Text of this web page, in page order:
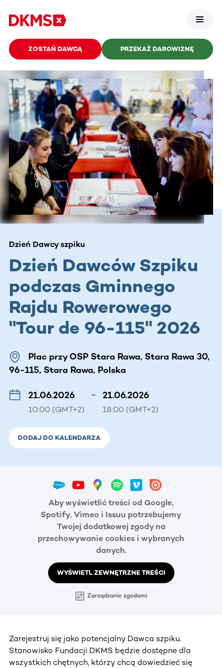
ZOSTAŃ DAWCĄ PRZEKAŻ DAROWIZNĘ
Dzień Dawcy szpiku
Dzień Dawców Szpiku
podczas Gminnego
Rajdu Rowerowego
"Tour de 96-115" 2026
Plac przy OSP Stara Rawa, Stara Rawa 30,
96-115, Stara Rawa, Polska
21.06.2026
10:00 (GMT+2)
– 21.06.2026
18:00 (GMT+2)
DODAJ DO KALENDARZA
Aby wyświetlić treści od Google,
Spotify, Vimeo i Issuu potrzebujemy
Twojej dodatkowej zgody na
przechowywanie cookies i wybranych
danych.
WYŚWIETL ZEWNĘTRZNE TREŚCI
Zarządzanie zgodami
Zarejestruj się jako potencjalny Dawca szpiku.
Stanowisko Fundacji DKMS będzie dostępne dla
wszystkich chętnych, którzy chcą dowiedzieć się